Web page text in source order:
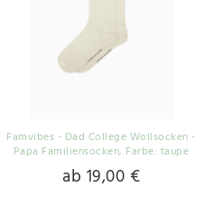
Famvibes - Dad College Wollsocken -
Papa Familiensocken, Farbe: taupe
ab 19,00 €